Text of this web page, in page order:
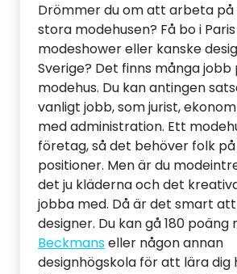
Drömmer du om att arbeta
stora modehusen? Få bo i
modeshower eller kanske
Sverige? Det finns många
modehus. Du kan antingen
vanligt jobb, som jurist,
med administration. Ett
företag, så det behöver folk
positioner. Men är du
det ju kläderna och det
jobba med. Då är det smart
designer. Du kan gå 180 poäng
Beckmanseller någon annan
designhögskola för att lära dig